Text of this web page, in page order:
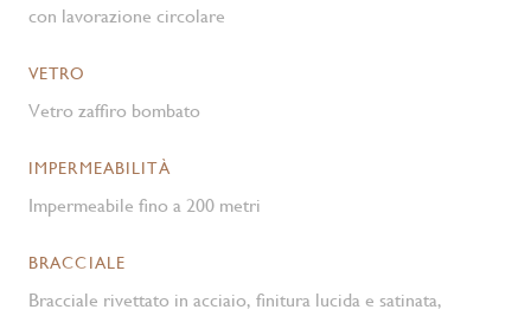
con lavorazione circolare
VETRO
Vetro zaffiro bombato
IMPERMEABILITÀ
Impermeabile fino a 200 metri
BRACCIALE
Bracciale rivettato in acciaio, finitura lucida e satinata,